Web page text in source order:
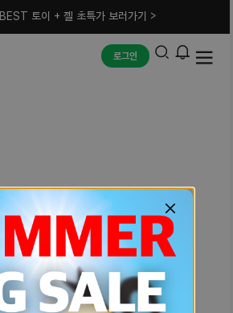
BEST 토이 + 젤 초특가 보러가기 >
로그인
예상치 못한 에러입니다.